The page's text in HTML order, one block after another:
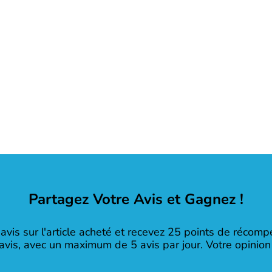
Partagez Votre Avis et Gagnez !
sur l'article acheté et recevez 25 points de
avec un maximum de 5 avis par jour. Votre